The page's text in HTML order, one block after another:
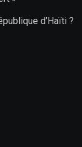
d’Haïti ?